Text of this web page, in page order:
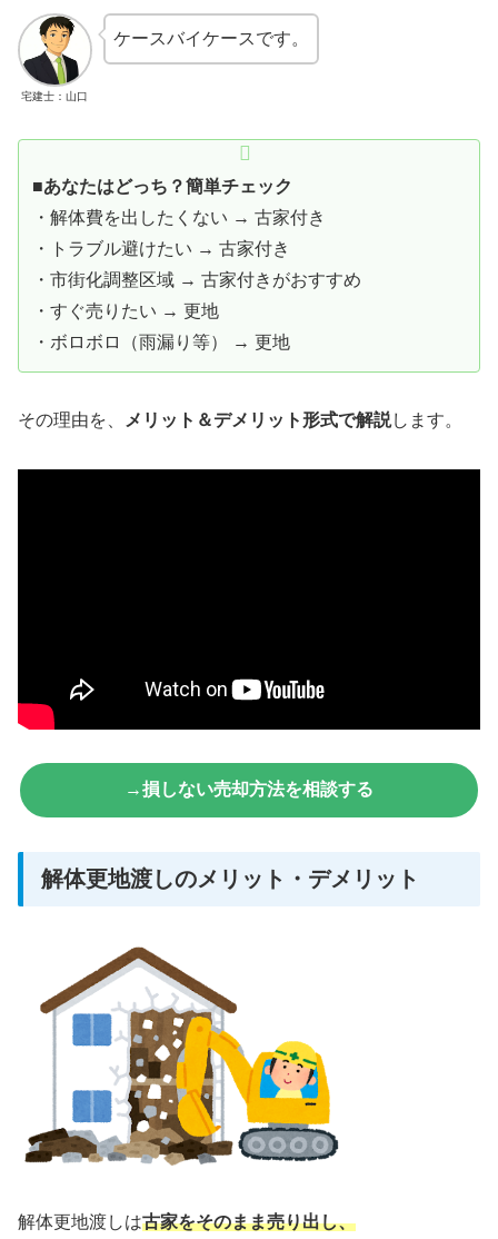
宅建士：山口
ケースバイケースです。
■あなたはどっち？簡単チェック
・解体費を出したくない → 古家付き
・トラブル避けたい → 古家付き
・市街化調整区域 → 古家付きがおすすめ
・すぐ売りたい → 更地
・ボロボロ（雨漏り等） → 更地
その理由を、 メリット＆デメリット形式で解説します。
→損しない売却方法を相談する
解体更地渡しのメリット・デメリット
解体更地渡しは古家をそのまま売り出し、